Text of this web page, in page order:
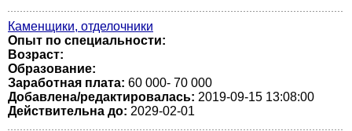
Каменщики, отделочники
Опыт по специальности:
Возраст:
Образование:
Заработная плата: 60 000- 70 000
Добавлена/редактировалась: 2019-09-15 13:08:00
Действительна до: 2029-02-01